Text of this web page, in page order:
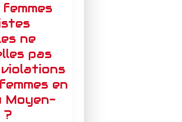
ne
pas
en
Moyen-
?